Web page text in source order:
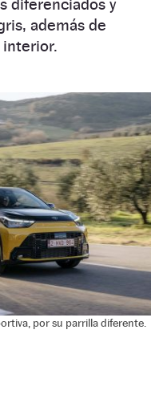
además de
interior.
por su parrilla diferente.